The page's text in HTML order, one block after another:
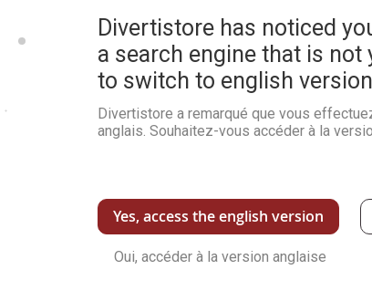
Parole d'artisan -
Soyez le premier à commenter ce produit
12,00 € En stock
Divertistore has noticed
a search engine that is not
to switch to english
Divertistore a remarqué que vous
anglais. Souhaitez-vous accéder à la
Yes, access the english version
Oui, accéder à la version anglaise